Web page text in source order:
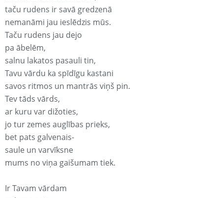
taču rudens ir savā gredzenā
nemanāmi jau ieslēdzis mūs.
Taču rudens jau dejo
pa ābelēm,
salnu lakatos pasauli tin,
Tavu vārdu ka spīdīgu kastani
savos ritmos un mantrās viņš pin.
Tev tāds vārds,
ar kuru var dižoties,
jo tur zemes auglības prieks,
bet pats galvenais-
saule un varvīksne
mums no viņa gaišumam tiek.
Ir Tavam vārdam